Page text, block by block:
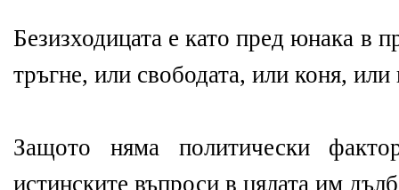
Безизходицата е като пред юнака в
тръгне, или свободата, или коня, или
Защото няма политически
истинските въпроси в цялата им